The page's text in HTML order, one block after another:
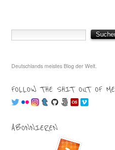
Deutschlands meistes Blog der Welt.
FOLLOW THE SHIT OUT OF ME
ABONNIEREN